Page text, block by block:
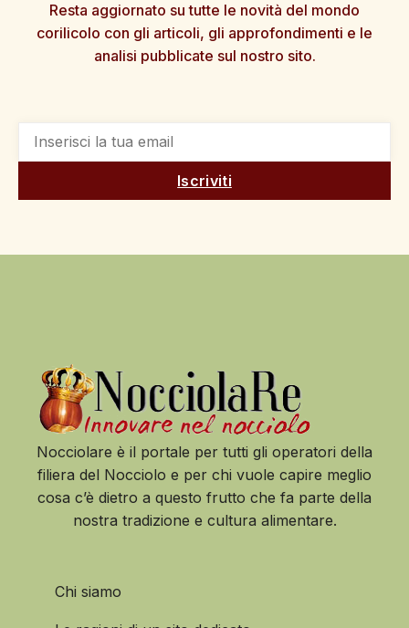
Resta aggiornato su tutte le novità del mondo
corilicolo con gli articoli, gli approfondimenti e le
analisi pubblicate sul nostro sito.
Iscriviti
Nocciolare è il portale per tutti gli operatori della
filiera del Nocciolo e per chi vuole capire meglio
cosa c’è dietro a questo frutto che fa parte della
nostra tradizione e cultura alimentare.
Chi siamo